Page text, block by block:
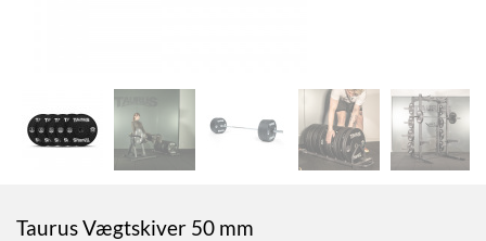
Taurus Vægtskiver 50 mm